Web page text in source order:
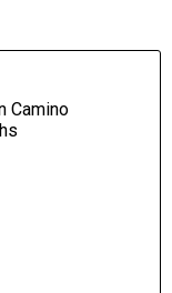
Camino